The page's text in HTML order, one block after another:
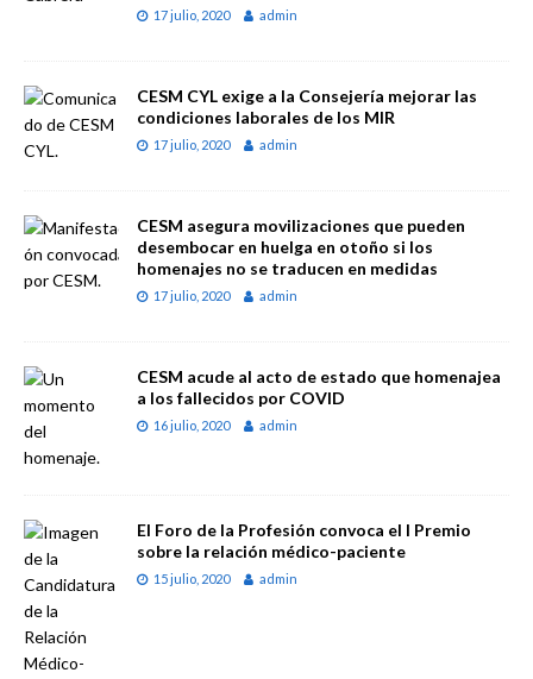
17 julio, 2020 admin
CESM CYL exige a la Consejería mejorar las
condiciones laborales de los MIR
17 julio, 2020 admin
CESM asegura movilizaciones que pueden
desembocar en huelga en otoño si los
homenajes no se traducen en medidas
17 julio, 2020 admin
CESM acude al acto de estado que homenajea
a los fallecidos por COVID
16 julio, 2020 admin
El Foro de la Profesión convoca el I Premio
sobre la relación médico-paciente
15 julio, 2020 admin